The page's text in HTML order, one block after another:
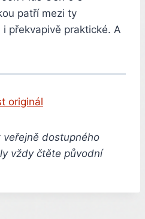
patří mezi ty
překvapivě praktické. A
originál
dostupného
vždy čtěte původní